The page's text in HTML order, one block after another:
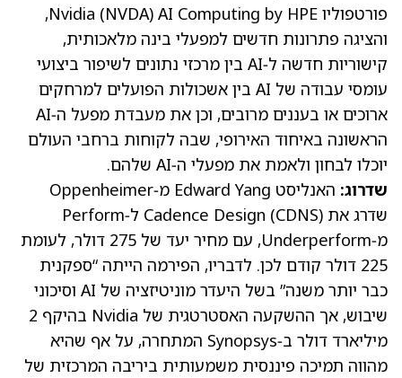
פורטפוליו Nvidia
(NVDA)
AI Computing by HPE,
והציגה פתרונות חדשים למפעלי בינה מלאכותית,
קישוריות חדשה ל‑AI בין מרכזי נתונים לשיפור ביצועי
עומסי עבודה של AI בין אשכולות הפועלים למרחקים
ארוכים או בעננים מרובים, וכן את מעבדת מפעל ה‑AI
הראשונה באיחוד האירופי, שבה לקוחות ברחבי העולם
יוכלו לבחון ולאמת את מפעלי ה‑AI שלהם.
שדרוג:
האנליסט Edward Yang מ‑Oppenheimer
שדרג את Cadence Design
(CDNS
) ל‑Perform
מ‑Underperform, עם מחיר יעד של 275 דולר, לעומת
225 דולר קודם לכן. לדבריו, הפירמה הייתה “ספקנית
כבר יותר משנה” בשל היעדר מוניטיזציה של AI וסיכוני
שיבוש, אך ההשקעה האסטרטגית של Nvidia בהיקף 2
מיליארד דולר ב‑Synopsys המתחרה, על אף שהיא
מהווה תמיכה פיננסית משמעותית ביריבה המרכזית של